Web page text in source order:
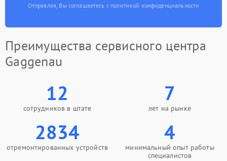
Отправляя, Вы соглашаетесь с политикой конфиденциальности
Преимущества сервисного центра
Gaggenau
12
сотрудников в штате
7
лет на рынке
2834
отремонтированных устройств
4
минимальный опыт работы
специалистов